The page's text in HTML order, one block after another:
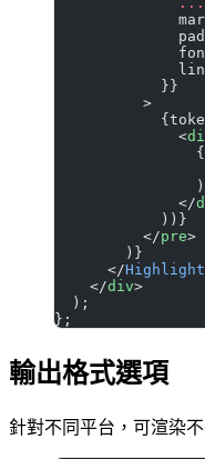
            }}
          >
              <
              </
            ))}
          </
pre>
        )}
      </
Highlight
    </
div>
  );
};
輸出格式選項
針對不同平台，可渲染不